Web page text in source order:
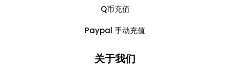
Q币充值
Paypal 手动充值
关于我们